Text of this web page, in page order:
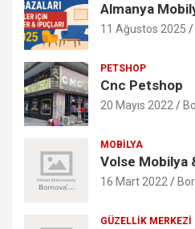
Almanya
11 Ağustos 2025
PETSHOP
Cnc Petshop
20 Mayıs 2022
MOBILYA
Volse Mobilya
16 Mart 2022
GÜZELLIK MERKEZI